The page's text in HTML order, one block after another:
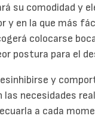
su comodidad y
y en la que más
colocarse
postura para el
y
necesidades
a cada